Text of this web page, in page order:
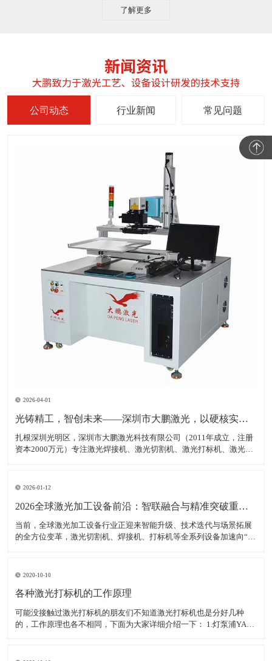
了解更多
公司动态 行业新闻 常见问题
2026-04-01
光铸精工，智创未来——深圳市大鹏激光，以硬核实力领跑激光装备赛道
扎根深圳光明区，深圳市大鹏激光科技有限公司（2011年成立，注册
资本2000万元）专注激光焊接机、激光切割机、激光打标机、激光雕
钣金加工等多领域，精准服务各类制造企业、跨境卖家
2026-01-12
2026全球激光加工设备前沿：智联融合与精准突破重塑智造生态
当前，全球激光加工设备行业正迎来智能升级、技术迭代与场景拓展
的全方位变革，激光切割机、焊接机、打标机等全系列设备加速向“高
达380亿美元，年均增长率稳定在7.5%以上，中
2020-10-10
各种激光打标机的工作原理
可能没接触过激光打标机的朋友们不知道激光打标机也是分好几种
的，工作原理也各不相同，下面为大家详细介绍一下： 1.灯泵浦YAG
光，将激光能量放大后就形成对材料加工的激光束。 2.